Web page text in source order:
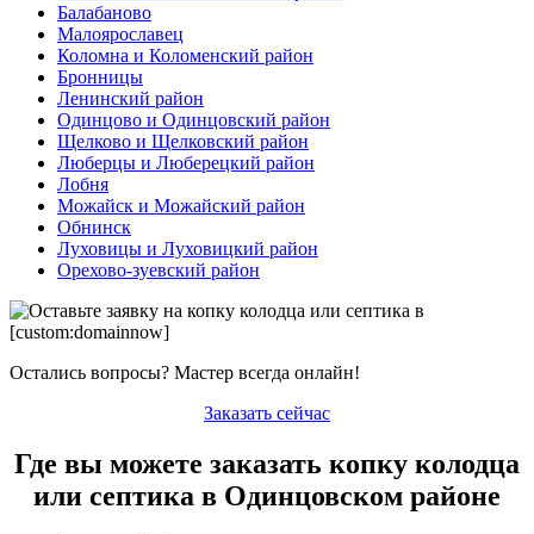
Балабаново
Малоярославец
Коломна и Коломенский район
Бронницы
Ленинский район
Одинцово и Одинцовский район
Щелково и Щелковский район
Люберцы и Люберецкий район
Лобня
Можайск и Можайский район
Обнинск
Луховицы и Луховицкий район
Орехово-зуевский район
Остались вопросы? Мастер всегда онлайн!
Заказать сейчас
Где вы можете заказать копку колодца
или септика в Одинцовском районе